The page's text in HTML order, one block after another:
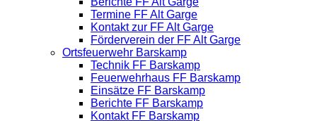
Termine FF Alt Garge
Kontakt zur FF Alt Garge
Förderverein der FF Alt Garge
Ortsfeuerwehr Barskamp
Technik FF Barskamp
Feuerwehrhaus FF Barskamp
Einsätze FF Barskamp
Berichte FF Barskamp
Kontakt FF Barskamp